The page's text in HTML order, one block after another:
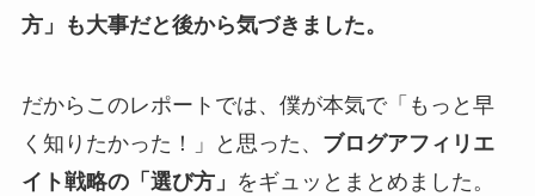
方」も大事だと後から気づきました。
だからこのレポートでは、僕が本気で「もっと早
く知りたかった！」と思った、 ブログアフィリエ
イト戦略の「選び方」 をギュッとまとめました。